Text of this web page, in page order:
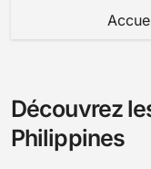
Découvrez
Philippines